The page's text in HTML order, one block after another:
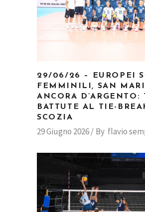
29/06/26 – EUROPEI
FEMMINILI, SAN
ANCORA D’ARGENTO:
BATTUTE AL TIE-
SCOZIA
29 Giugno 2026 By flavio